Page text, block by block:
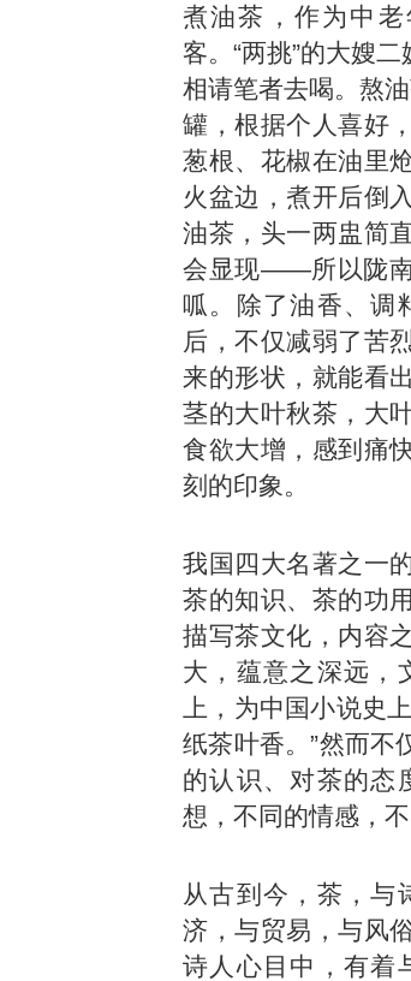
煮油茶，作为中
客。“两挑”的大嫂
相请笔者去喝。熬
罐，根据个人喜好
葱根、花椒在油里
火盆边，煮开后倒
油茶，头一两盅简
会显现——所以陇南
呱。除了油香、调
后，不仅减弱了苦
来的形状，就能看
茎的大叶秋茶，大
食欲大增，感到痛
刻的印象。
我国四大名著之一
茶的知识、茶的功
描写茶文化，内容
大，蕴意之深远，
上，为中国小说史
纸茶叶香。”然而不
的认识、对茶的态
想，不同的情感，
从古到今，茶，与
济，与贸易，与风
诗人心目中，有着